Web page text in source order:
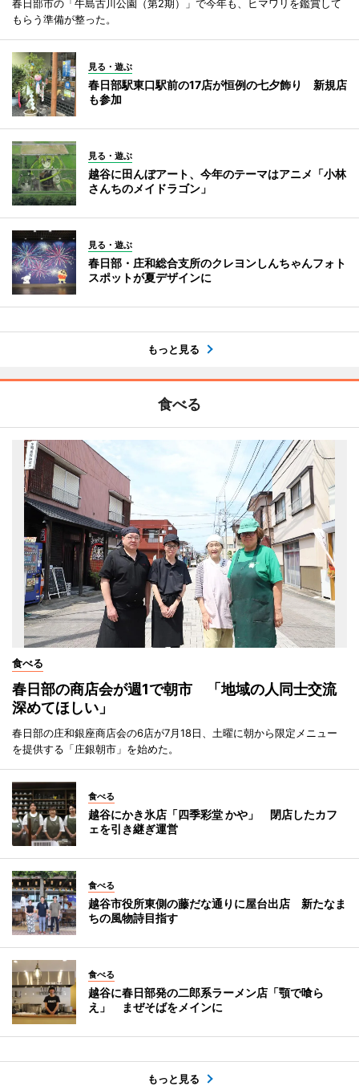
春日部市の「牛島古川公園（第2期）」で今年も、ヒマワリを鑑賞して
もらう準備が整った。
見る・遊ぶ
春日部駅東口駅前の17店が恒例の七夕飾り 新規店
も参加
見る・遊ぶ
越谷に田んぼアート、今年のテーマはアニメ「小林
さんちのメイドラゴン」
見る・遊ぶ
春日部・庄和総合支所のクレヨンしんちゃんフォト
スポットが夏デザインに
もっと見る
食べる
食べる
春日部の商店会が週1で朝市 「地域の人同士交流
深めてほしい」
春日部の庄和銀座商店会の6店が7月18日、土曜に朝から限定メニュー
を提供する「庄銀朝市」を始めた。
食べる
越谷にかき氷店「四季彩堂 かや」 閉店したカフ
ェを引き継ぎ運営
食べる
越谷市役所東側の藤だな通りに屋台出店 新たなま
ちの風物詩目指す
食べる
越谷に春日部発の二郎系ラーメン店「顎で喰ら
え」 まぜそばをメインに
もっと見る